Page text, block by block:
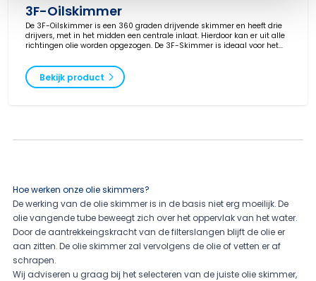
3F-Oilskimmer
De 3F-Oilskimmer is een 360 graden drijvende skimmer en heeft drie
drijvers, met in het midden een centrale inlaat. Hierdoor kan er uit alle
richtingen olie worden opgezogen. De 3F-Skimmer is ideaal voor het
afvalwater.
Bekijk product
Hoe werken onze olie skimmers?
De werking van de olie skimmer is in de basis niet erg moeilijk. De
olie vangende tube beweegt zich over het oppervlak van het water.
Door de aantrekkeingskracht van de filterslangen blijft de olie er
aan zitten. De olie skimmer zal vervolgens de olie of vetten er af
schrapen.
Wij adviseren u graag bij het selecteren van de juiste olie skimmer,